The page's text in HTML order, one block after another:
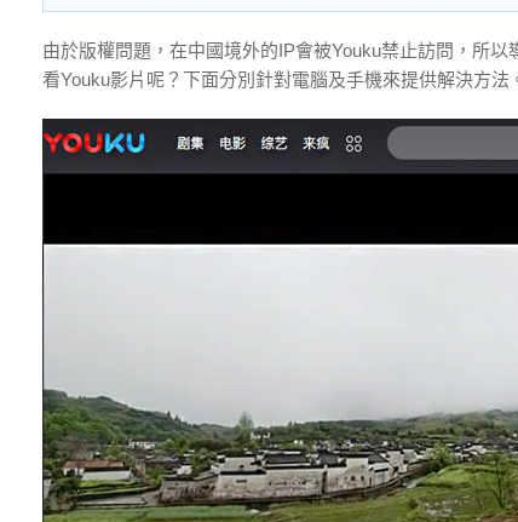
由於版權問題，在中國境外的IP會被Youku禁止訪問，所
看Youku影片呢？下面分別針對電腦及手機來提供解決方法